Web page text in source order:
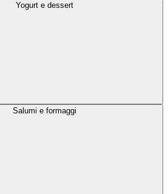
Yogurt e dessert
Salumi e formaggi